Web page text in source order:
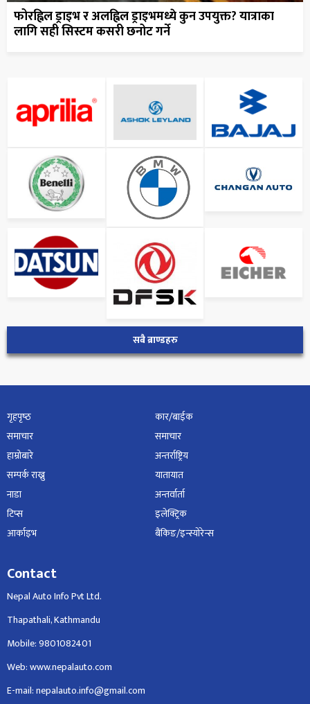
फोरह्विल ड्राइभ र अलह्विल ड्राइभमध्ये कुन उपयुक्त? यात्राका
लागि सही सिस्टम कसरी छनोट गर्ने
सबै ब्राण्डहरु
गृहपृष्‍ठ
समाचार
हाम्रोबारे
सम्पर्क राख्नु
नाडा
टिप्स
आर्काइभ
कार/बाईक
समाचार
अन्तर्राष्ट्रिय
यातायात
अन्तर्वार्ता
इलेक्ट्रिक
बैंकिङ/इन्स्योरेन्स
Contact
Nepal Auto Info Pvt Ltd.
Thapathali, Kathmandu
Mobile: 9801082401
Web: www.nepalauto.com
E-mail: nepalauto.info@gmail.com